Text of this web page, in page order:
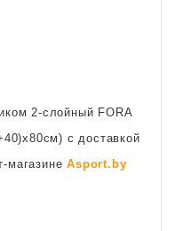
2-слойный FORA
с доставкой
магазинеAsport.by